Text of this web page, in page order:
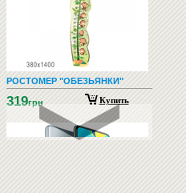
РОСТОМЕР "ОБЕЗЬЯНКИ"
319грн Купить